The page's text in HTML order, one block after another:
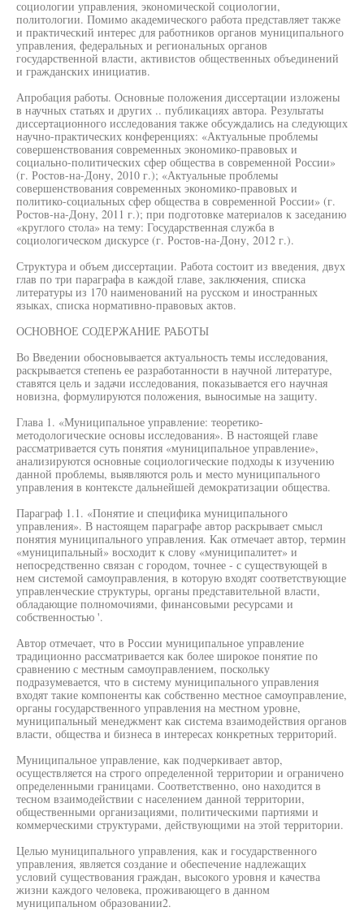
социологии управления, экономической социологии,
политологии. Помимо академического работа представляет также
и практический интерес для работников органов муниципального
управления, федеральных и региональных органов
государственной власти, активистов общественных объединений
и гражданских инициатив.
Апробация работы. Основные положения диссертации изложены
в научных статьях и других .. публикациях автора. Результаты
диссертационного исследования также обсуждались на следующих
научно-практических конференциях: «Актуальные проблемы
совершенствования современных экономико-правовых и
социально-политических сфер общества в современной России»
(г. Ростов-на-Дону, 2010 г.); «Актуальные проблемы
совершенствования современных экономико-правовых и
политико-социальных сфер общества в современной России» (г.
Ростов-на-Дону, 2011 г.); при подготовке материалов к заседанию
«круглого стола» на тему: Государственная служба в
социологическом дискурсе (г. Ростов-на-Дону, 2012 г.).
Структура и объем диссертации. Работа состоит из введения, двух
глав по три параграфа в каждой главе, заключения, списка
литературы из 170 наименований на русском и иностранных
языках, списка нормативно-правовых актов.
ОСНОВНОЕ СОДЕРЖАНИЕ РАБОТЫ
Во Введении обосновывается актуальность темы исследования,
раскрывается степень ее разработанности в научной литературе,
ставятся цель и задачи исследования, показывается его научная
новизна, формулируются положения, выносимые на защиту.
Глава 1. «Муниципальное управление: теоретико-
методологические основы исследования». В настоящей главе
рассматривается суть понятия «муниципальное управление»,
анализируются основные социологические подходы к изучению
данной проблемы, выявляются роль и место муниципального
управления в контексте дальнейшей демократизации общества.
Параграф 1.1. «Понятие и специфика муниципального
управления». В настоящем параграфе автор раскрывает смысл
понятия муниципального управления. Как отмечает автор, термин
«муниципальный» восходит к слову «муниципалитет» и
непосредственно связан с городом, точнее - с существующей в
нем системой самоуправления, в которую входят соответствующие
управленческие структуры, органы представительной власти,
обладающие полномочиями, финансовыми ресурсами и
собственностью '.
Автор отмечает, что в России муниципальное управление
традиционно рассматривается как более широкое понятие по
сравнению с местным самоуправлением, поскольку
подразумевается, что в систему муниципального управления
входят такие компоненты как собственно местное самоуправление,
органы государственного управления на местном уровне,
муниципальный менеджмент как система взаимодействия органов
власти, общества и бизнеса в интересах конкретных территорий.
Муниципальное управление, как подчеркивает автор,
осуществляется на строго определенной территории и ограничено
определенными границами. Соответственно, оно находится в
тесном взаимодействии с населением данной территории,
общественными организациями, политическими партиями и
коммерческими структурами, действующими на этой территории.
Целью муниципального управления, как и государственного
управления, является создание и обеспечение надлежащих
условий существования граждан, высокого уровня и качества
жизни каждого человека, проживающего в данном
муниципальном образовании2.